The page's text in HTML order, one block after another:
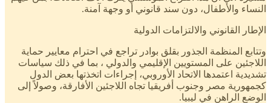
النساء والأطفال، دون سند قانوني أو وجهة آمنة.
الإطار القانوني والالتزامات الدولية
وتتابع المنظمة الجذور بقلق بوادر تراجع في احترام معايير حماية
اللاجئين على المستويين الإقليمي والدولي ، بما في ذلك سياسات
تشديدية اعتمدها الاتحاد الأوروبي، إجراءات اتخذتها بعض الدول
كجمهورية مصر وجنوب أفريقيا تجاه اللاجئين الأفارقة، وصولاً إلى
الوضع الراهن في ليبيا.